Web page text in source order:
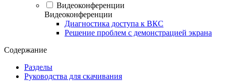
Видеоконференции
Видеоконференции
Диагностика доступа к ВКС
Решение проблем с демонстрацией экрана
Содержание
Разделы
Руководства для скачивания